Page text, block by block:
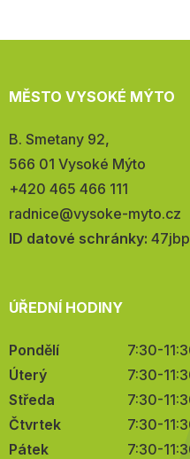
MĚSTO VYSOKÉ MÝTO
Adresa:
B. Smetany 92,
566 01 Vysoké Mýto
Telefon:
+420 465 466 111
E-
mail:
radnice@vysoke-myto.cz
ID datové schránky:
ÚŘEDNÍ HODINY
Pondělí
7:30-
Úterý
7:30-
Středa
7:30-
Čtvrtek
7:30-
Pátek
7:30-